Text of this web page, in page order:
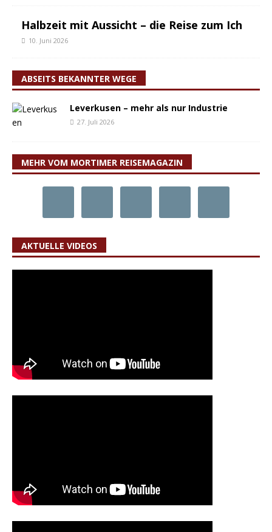
Halbzeit mit Aussicht – die Reise zum Ich
10. Juni 2026
ABSEITS BEKANNTER WEGE
Leverkusen – mehr als nur Industrie
27. Juli 2026
MEHR VOM MORTIMER REISEMAGAZIN
AKTUELLE VIDEOS